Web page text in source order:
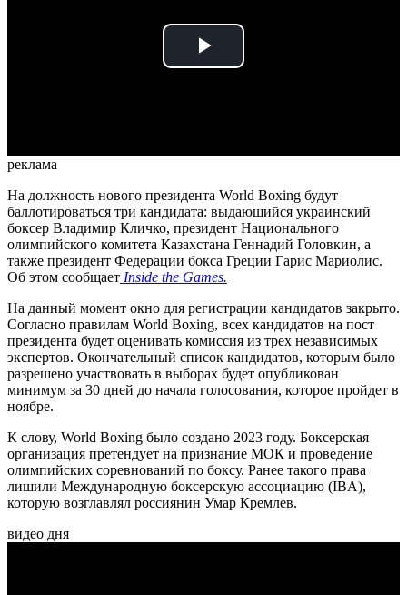
Play
реклама
На должность нового президента World Boxing будут
баллотироваться три кандидата: выдающийся украинский
боксер Владимир Кличко, президент Национального
олимпийского комитета Казахстана Геннадий Головкин, а
также президент Федерации бокса Греции Гарис Мариолис.
Об этом сообщает Inside the Games.
На данный момент окно для регистрации кандидатов закрыто.
Согласно правилам World Boxing, всех кандидатов на пост
президента будет оценивать комиссия из трех независимых
экспертов. Окончательный список кандидатов, которым было
разрешено участвовать в выборах будет опубликован
минимум за 30 дней до начала голосования, которое пройдет в
ноябре.
К слову, World Boxing было создано 2023 году. Боксерская
организация претендует на признание МОК и проведение
олимпийских соревнований по боксу. Ранее такого права
лишили Международную боксерскую ассоциацию (IBA),
которую возглавлял россиянин Умар Кремлев.
видео дня